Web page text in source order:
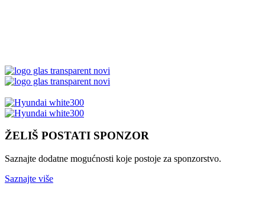
ŽELIŠ POSTATI SPONZOR
Saznajte dodatne mogućnosti koje postoje za sponzorstvo.
Saznajte više